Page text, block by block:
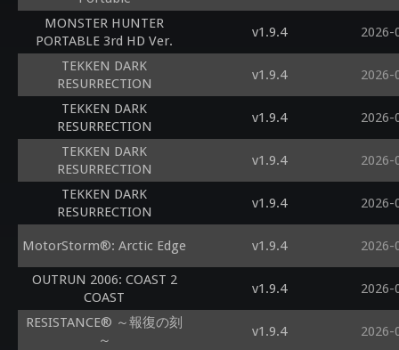
MONSTER HUNTER
PORTABLE 3rd HD Ver.
v1.9.4 2026-
TEKKEN DARK
RESURRECTION
v1.9.4 2026-
TEKKEN DARK
RESURRECTION
v1.9.4 2026-
TEKKEN DARK
RESURRECTION
v1.9.4 2026-
TEKKEN DARK
RESURRECTION
v1.9.4 2026-
MotorStorm®: Arctic Edge v1.9.4 2026-
OUTRUN 2006: COAST 2
COAST
v1.9.4 2026-
RESISTANCE® ～報復の刻
～
v1.9.4 2026-